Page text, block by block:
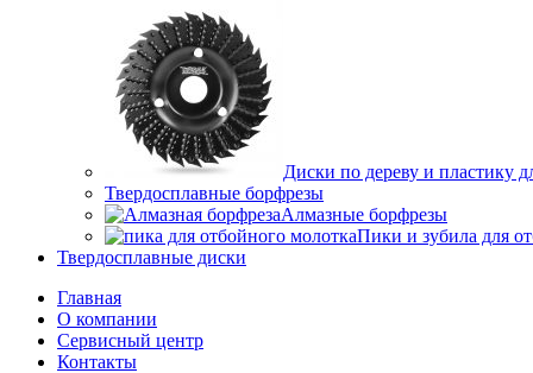
Диски по дереву и
Твердосплавные борфрезы
Алмазные борфрезы
Пики и зубила для
Твердосплавные диски
Главная
О компании
Сервисный центр
Контакты